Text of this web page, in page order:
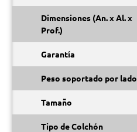
Dimensiones (An. x Al. x
Prof.)
Garantía
Peso soportado por lado
Tamaño
Tipo de Colchón